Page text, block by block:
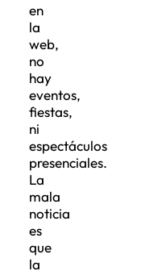
en
la
web,
no
hay
eventos,
fiestas,
ni
espectáculos
presenciales.
La
mala
noticia
es
que
la